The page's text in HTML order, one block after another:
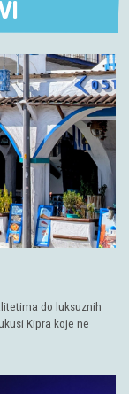
do luksuznih
Kipra koje ne